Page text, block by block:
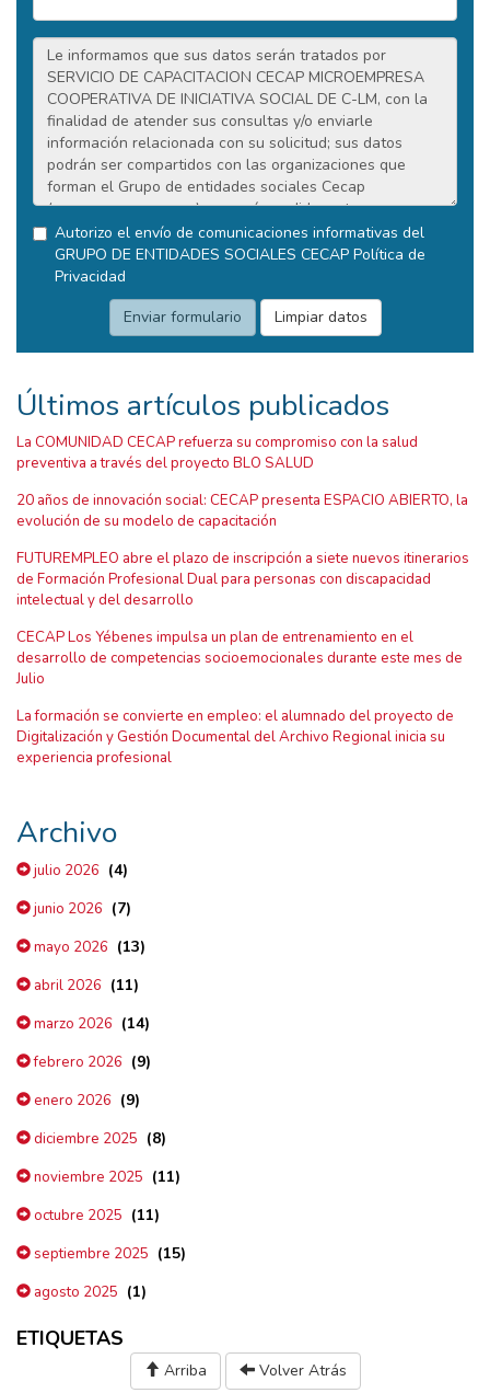
Autorizo el envío de comunicaciones informativas del
GRUPO DE ENTIDADES SOCIALES CECAP Política de
Privacidad
Últimos artículos publicados
La COMUNIDAD CECAP refuerza su compromiso con la salud
preventiva a través del proyecto BLO SALUD
20 años de innovación social: CECAP presenta ESPACIO ABIERTO, la
evolución de su modelo de capacitación
FUTUREMPLEO abre el plazo de inscripción a siete nuevos itinerarios
de Formación Profesional Dual para personas con discapacidad
intelectual y del desarrollo
CECAP Los Yébenes impulsa un plan de entrenamiento en el
desarrollo de competencias socioemocionales durante este mes de
Julio
La formación se convierte en empleo: el alumnado del proyecto de
Digitalización y Gestión Documental del Archivo Regional inicia su
experiencia profesional
Archivo
julio 2026 (4)
junio 2026 (7)
mayo 2026 (13)
abril 2026 (11)
marzo 2026 (14)
febrero 2026 (9)
enero 2026 (9)
diciembre 2025 (8)
noviembre 2025 (11)
octubre 2025 (11)
septiembre 2025 (15)
agosto 2025 (1)
ETIQUETAS
Arriba Volver Atrás